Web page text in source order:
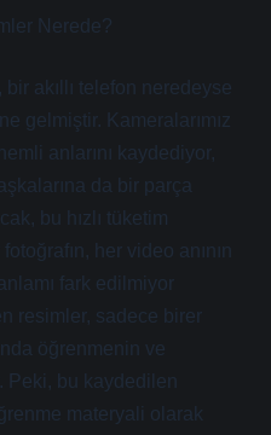
Nerede?
akıllı telefon neredeyse
gelmiştir. Kameralarımız
anlarını kaydediyor,
da bir parça
bu hızlı tüketim
her video anının
fark edilmiyor
resimler, sadece birer
öğrenmenin ve
Peki, bu kaydedilen
materyali olarak